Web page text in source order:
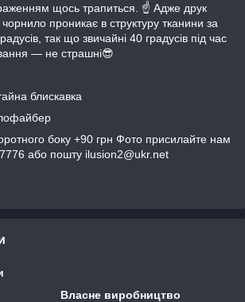
щось трапиться. ☝️ Адже друк
проникає в структуру тканини за
так що звичайні 40 градусів під час
— не страшні😎
блискавка
боку +90 грн Фото присилайте нам
або пошту ilusion2@ukr.net
Власне виробництво